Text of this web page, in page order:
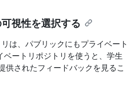
視性を選択する
は、パブリックにもプライベート
ベートリポジトリを使うと、学生
供されたフィードバックを見るこ